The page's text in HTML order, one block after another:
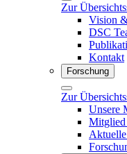
Zur
Vision
DSC
Kontakt
Forschung
Zur
Unsere
Mitglied